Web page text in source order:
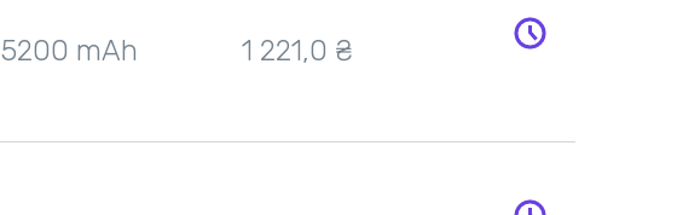
5200 mAh 1 221,0 ₴